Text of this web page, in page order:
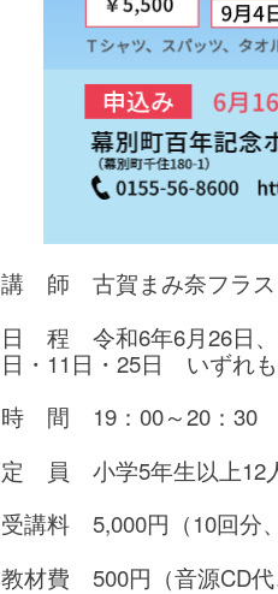
講 師 古賀まみ奈フラ
日 程 令和6年6月26日、
日・11日・25日
いずれ
時 間 19：00～20：30
定 員 小学5年生以上12
受講料 5,000円（10回分
教材費 500円（音源CD代